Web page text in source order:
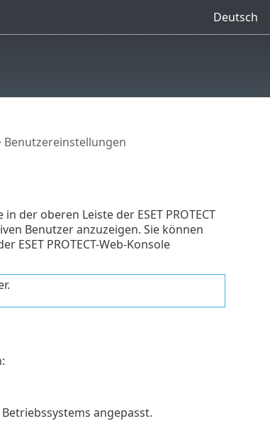
Deutsch
der oberen Leiste der ESET PROTECT
Benutzer anzuzeigen. Sie können
PROTECT-Web-Konsole
angepasst.